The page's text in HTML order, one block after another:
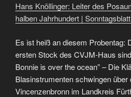
Hans Knöllinger: Leiter des
halben Jahrhundert |
Es ist heiß an diesem Probentag:
ersten Stock des CVJM-Haus
Bonnie is over the ocean” – Die
Blasinstrumenten schwingen über
Vincenzenbronn im Landkreis